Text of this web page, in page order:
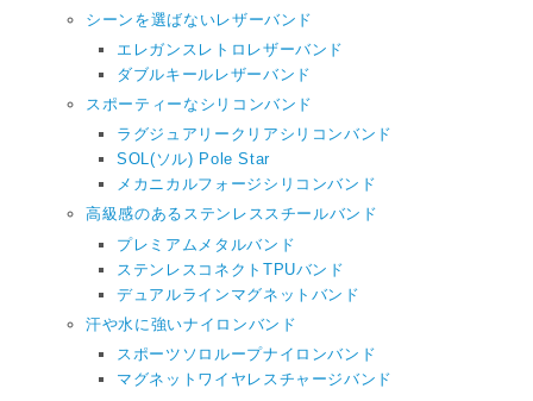
シーンを選ばないレザーバンド
エレガンスレトロレザーバンド
ダブルキールレザーバンド
スポーティーなシリコンバンド
ラグジュアリークリアシリコンバンド
SOL(ソル) Pole Star
メカニカルフォージシリコンバンド
高級感のあるステンレススチールバンド
プレミアムメタルバンド
ステンレスコネクトTPUバンド
デュアルラインマグネットバンド
汗や水に強いナイロンバンド
スポーツソロループナイロンバンド
マグネットワイヤレスチャージバンド